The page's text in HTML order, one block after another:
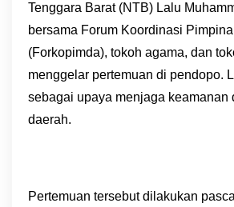
Tenggara Barat (NTB) Lalu
bersama Forum Koordinasi
(Forkopimda), tokoh agama, dan
menggelar pertemuan di pendopo.
sebagai upaya menjaga keamanan
daerah.
Pertemuan tersebut dilakukan